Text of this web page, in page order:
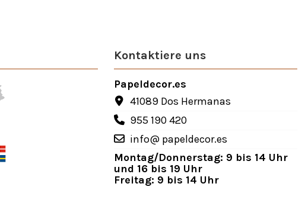
Kontaktiere uns
Papeldecor.es
41089 Dos Hermanas
955 190 420
info@ papeldecor.es
Montag/Donnerstag: 9 bis 14 Uhr
und 16 bis 19 Uhr
Freitag: 9 bis 14 Uhr